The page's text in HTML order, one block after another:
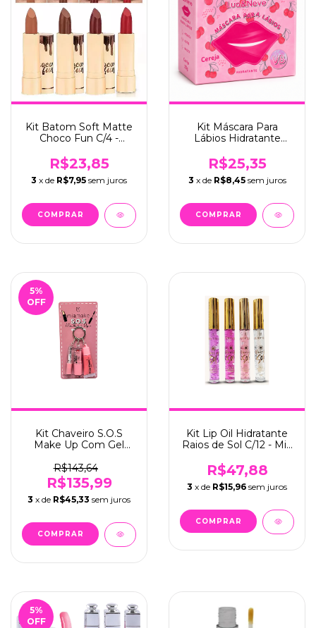
Kit Batom Soft Matte
Choco Fun C/4 -
R$23,85
3 x de R$7,95 sem juros
Kit Máscara Para
Lábios Hidratante
Neve (LN02604)
R$25,35
3 x de R$8,45 sem juros
5%
OFF
Kit Chaveiro S.O.S
Make Up Com Gel
C/12 - Mia Make (566)
R$143,64
R$135,99
3 x de R$45,33 sem juros
Kit Lip Oil Hidratante
Raios de Sol C/12 - Mia
R$47,88
3 x de R$15,96 sem juros
5%
OFF